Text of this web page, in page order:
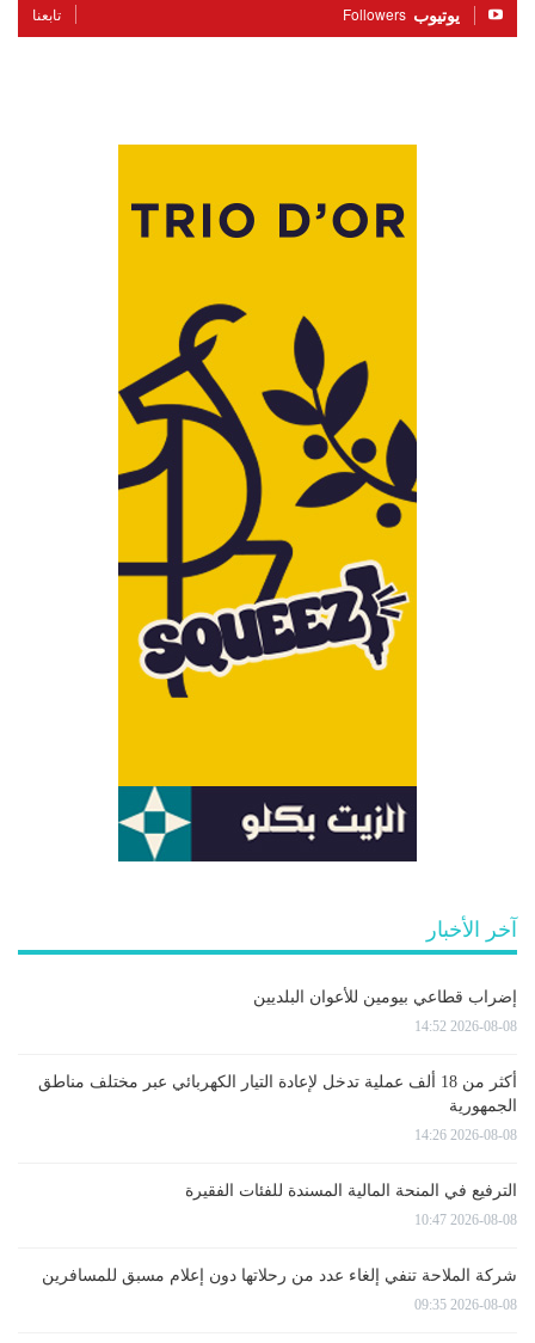
يوتيوب Followers تابعنا
آخر الأخبار
إضراب قطاعي بيومين للأعوان البلديين
2026-08-08 14:52
أكثر من 18 ألف عملية تدخل لإعادة التيار الكهربائي عبر مختلف مناطق
الجمهورية
2026-08-08 14:26
الترفيع في المنحة المالية المسندة للفئات الفقيرة
2026-08-08 10:47
شركة الملاحة تنفي إلغاء عدد من رحلاتها دون إعلام مسبق للمسافرين
2026-08-08 09:35